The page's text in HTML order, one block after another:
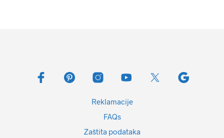
Reklamacije
FAQs
Zaštita podataka